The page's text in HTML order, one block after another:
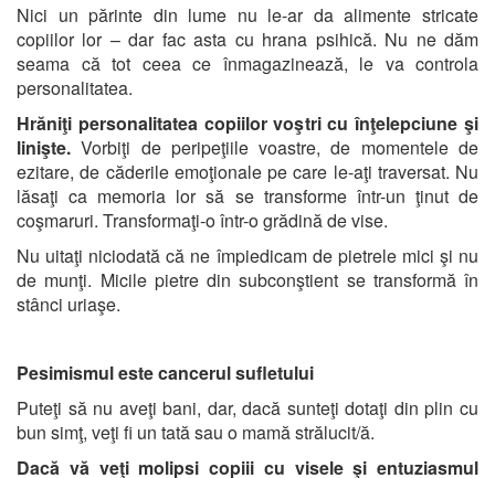
Nici un părinte din lume nu le-ar da alimente stricate
copiilor lor – dar fac asta cu hrana psihică. Nu ne dăm
seama că tot ceea ce înmagazinează, le va controla
personalitatea.
Hrăniţi personalitatea copiilor voştri cu înţelepciune şi
linişte. Vorbiţi de peripeţiile voastre, de momentele de
ezitare, de căderile emoţionale pe care le-aţi traversat. Nu
lăsaţi ca memoria lor să se transforme într-un ţinut de
coşmaruri. Transformaţi-o într-o grădină de vise.
Nu uitaţi niciodată că ne împiedicam de pietrele mici şi nu
de munţi. Micile pietre din subconştient se transformă în
stânci uriaşe.
Pesimismul este cancerul sufletului
Puteţi să nu aveţi bani, dar, dacă sunteţi dotaţi din plin cu
bun simţ, veţi fi un tată sau o mamă strălucit/ă.
Dacă vă veţi molipsi copiii cu visele şi entuziasmul